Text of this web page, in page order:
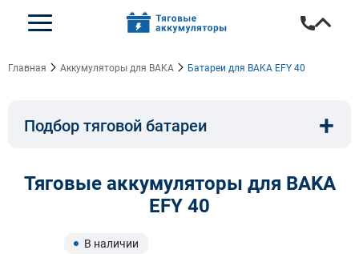
Главная Аккумуляторы для BAKA Батареи для BAKA EFY 40
Подбор тяговой батареи
Длина, мм:
+
Тяговые аккумуляторы для BAKA
EFY 40
В наличии